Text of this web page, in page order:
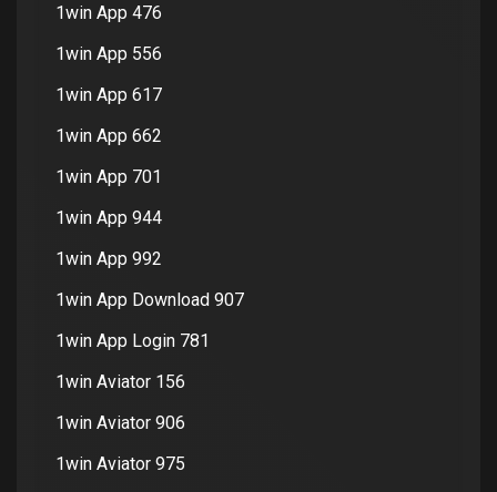
1win App 476
1win App 556
1win App 617
1win App 662
1win App 701
1win App 944
1win App 992
1win App Download 907
1win App Login 781
1win Aviator 156
1win Aviator 906
1win Aviator 975